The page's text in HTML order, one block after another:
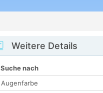
Weitere Details
Suche nach
Augenfarbe